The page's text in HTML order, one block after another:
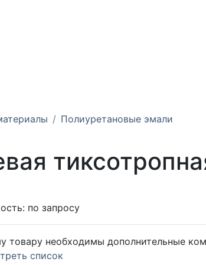
Полиуретановые эмали
по запросу
товару необходимы дополнительные
список